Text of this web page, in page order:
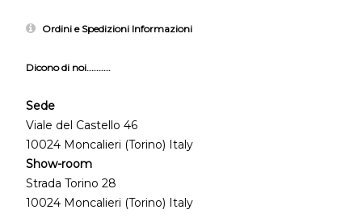
Ordini e Spedizioni Informazioni
Dicono di noi..........
Sede
Viale del Castello 46
10024 Moncalieri (Torino) Italy
Show-room
Strada Torino 28
10024 Moncalieri (Torino) Italy